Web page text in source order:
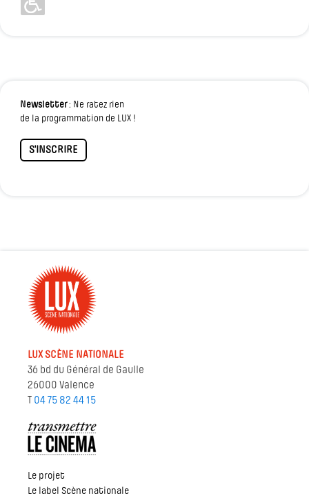
Newsletter: Ne ratez rien
de la programmation de LUX !
S'INSCRIRE
LUX SCÈNE NATIONALE
36 bd du Général de Gaulle
26000 Valence
T 04 75 82 44 15
Le projet
Le label Scène nationale